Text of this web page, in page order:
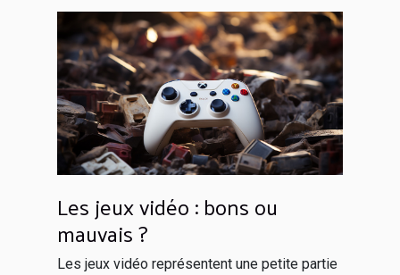
Les jeux vidéo : bons ou
mauvais ?
Les jeux vidéo représentent une petite partie